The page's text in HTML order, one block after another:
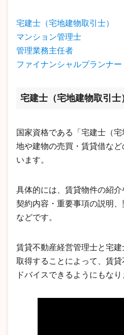
宅建士（宅地建物取引士）
マンション管理士
管理業務主任者
ファイナンシャルプランナー
宅建士（宅地建物取引士
国家資格である「宅建士（
地や建物の売買・賃貸借な
います。
具体的には、賃貸物件の紹
契約内容・重要事項の説明
などです。
賃貸不動産経営管理士と宅
取得することによって、賃
ドバイスできるようにもなり